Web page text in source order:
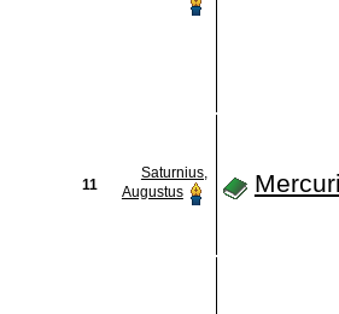
11
Saturnius,
Augustus